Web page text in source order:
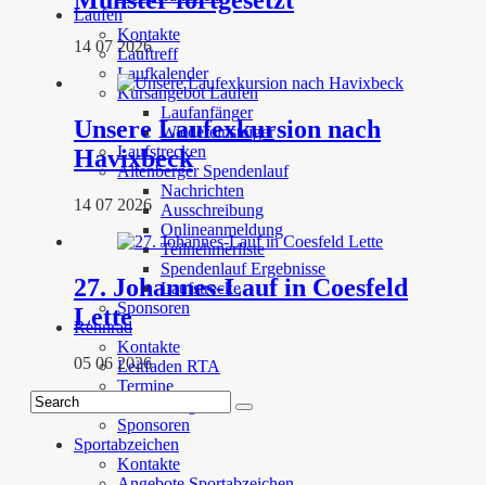
Laufen
Kontakte
Lauftreff
Laufkalender
Kursangebot Laufen
Laufanfänger
Wiedereinsteiger
Laufstrecken
Altenberger Spendenlauf
Nachrichten
Ausschreibung
Onlineanmeldung
Teilnehmerliste
Spendenlauf Ergebnisse
Laufstrecke
Sponsoren
Rennrad
Kontakte
Leitfaden RTA
Termine
Sponsoren
Sportabzeichen
Kontakte
14 07 2026
Unsere Laufexkursion nach
Havixbeck
14 07 2026
27. Johannes-Lauf in Coesfeld
Lette
05 06 2026